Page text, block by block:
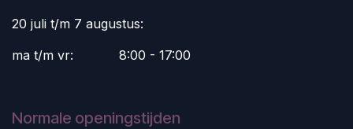
20 juli t/m 7 augustus:
ma t/m vr:
​8:00 - 17:00
Normale openingstijden